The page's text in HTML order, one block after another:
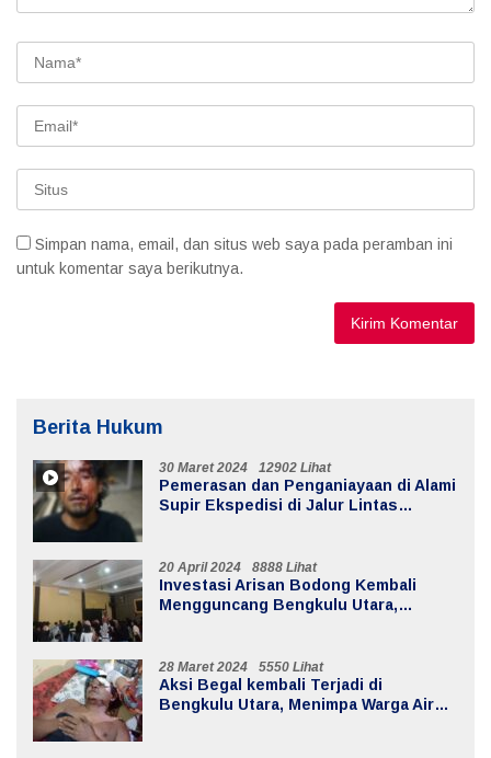
Simpan nama, email, dan situs web saya pada peramban ini
untuk komentar saya berikutnya.
Berita Hukum
30 Maret 2024 12902 Lihat
Pemerasan dan Penganiayaan di Alami
Supir Ekspedisi di Jalur Lintas
20 April 2024 8888 Lihat
Investasi Arisan Bodong Kembali
Mengguncang Bengkulu Utara,
28 Maret 2024 5550 Lihat
Aksi Begal kembali Terjadi di
Bengkulu Utara, Menimpa Warga Air